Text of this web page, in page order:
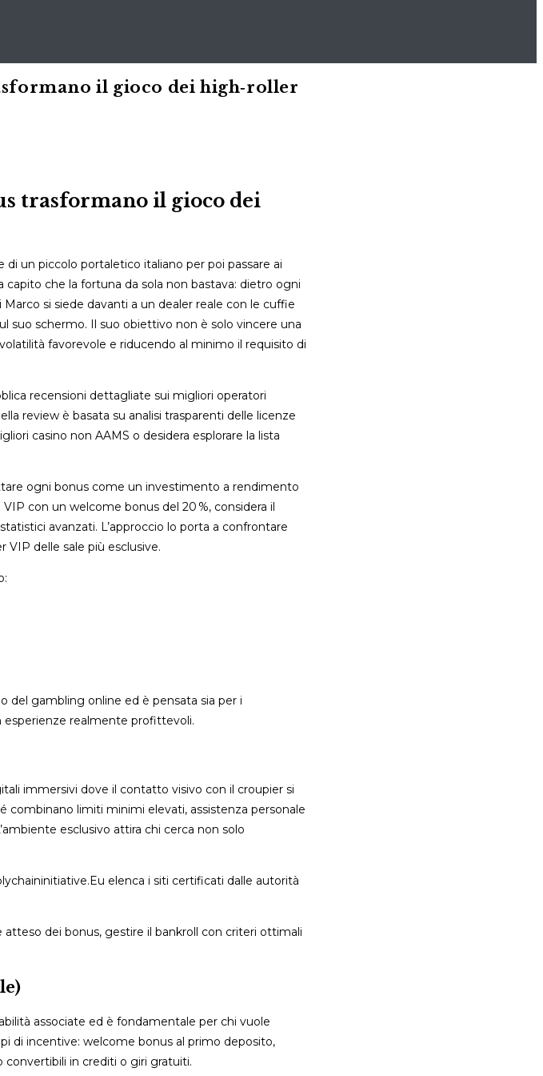
il gioco dei high‑roller
trasformano il gioco dei
un piccolo portaletico italiano per poi passare ai
che la fortuna da sola non bastava: dietro ogni
si siede davanti a un dealer reale con le cuffie
suo schermo. Il suo obiettivo non è solo vincere una
favorevole e riducendo al minimo il requisito di
recensioni dettagliate sui migliori operatori
review è basata su analisi trasparenti delle licenze
casino non AAMS o desidera esplorare la lista
ogni bonus come un investimento a rendimento
con un welcome bonus del 20 %, considera il
avanzati. L’approccio lo porta a confrontare
delle sale più esclusive.
del gambling online ed è pensata sia per i
esperienze realmente profittevoli.
immersivi dove il contatto visivo con il croupier si
combinano limiti minimi elevati, assistenza personale
esclusivo attira chi cerca non solo
elenca i siti certificati dalle autorità
atteso dei bonus, gestire il bankroll con criteri ottimali
associate ed è fondamentale per chi vuole
di incentive: welcome bonus al primo deposito,
convertibili in crediti o giri gratuiti.